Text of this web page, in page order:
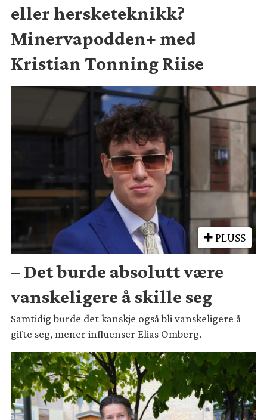
eller hersketeknikk?
Minervapodden+ med
Kristian Tonning Riise
PLUSS
– Det burde absolutt være
vanskeligere å skille seg
Samtidig burde det kanskje også bli vanskeligere å
gifte seg, mener influenser Elias Omberg.